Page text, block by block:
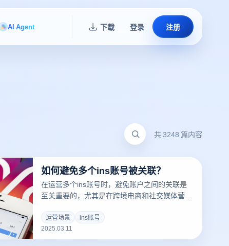
AI Agent 下载 登录 注册
共 3248 篇内容
如何避免多个ins账号被关联？
在运营多个ins账号时，避免账户之间的关联是
至关重要的，尤其是在跨境电商和社交媒体营销
账户是否存在关联，一旦发现关联，可能会导致
账户被冻结或被封禁。云登指纹浏览器通过一系
列功能，帮助有效防止多个Instagram账户的关
运营场景
ins账号
2025.03.11